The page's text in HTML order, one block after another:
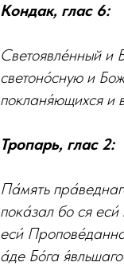
Кондак, глас 6:
Светоявле́нный и
светоно́сную и
покланя́ющихся и
Тропарь, глас 2:
Па́мять
пока́зал бо ся
еси́
а́де Бо́га